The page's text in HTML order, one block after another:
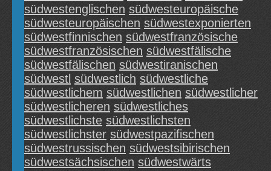
südwestenglischen südwesteuropäische
südwesteuropäischen südwestexponierten
südwestfinnischen südwestfranzösische
südwestfranzösischen südwestfälische
südwestfälischen südwestiranischen
südwestl südwestlich südwestliche
südwestlichem südwestlichen südwestlicher
südwestlicheren südwestliches
südwestlichste südwestlichsten
südwestlichster südwestpazifischen
südwestrussischen südwestsibirischen
südwestsächsischen südwestwärts